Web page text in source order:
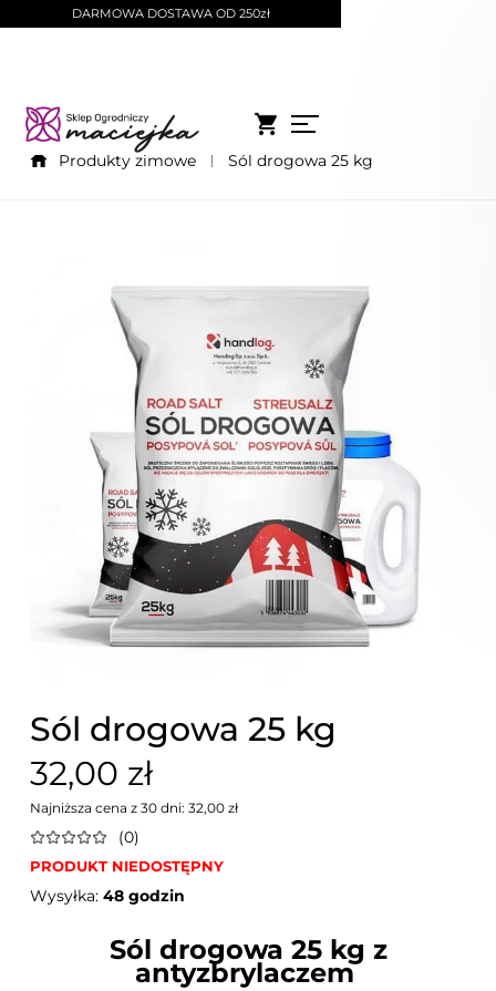
DARMOWA DOSTAWA OD 250zł
Produkty zimowe Sól drogowa 25 kg
Sól drogowa 25 kg
32,00 zł
Najniższa cena z 30 dni: 32,00 zł
(0)
PRODUKT NIEDOSTĘPNY
Wysyłka:48 godzin
Sól drogowa 25 kg z
antyzbrylaczem